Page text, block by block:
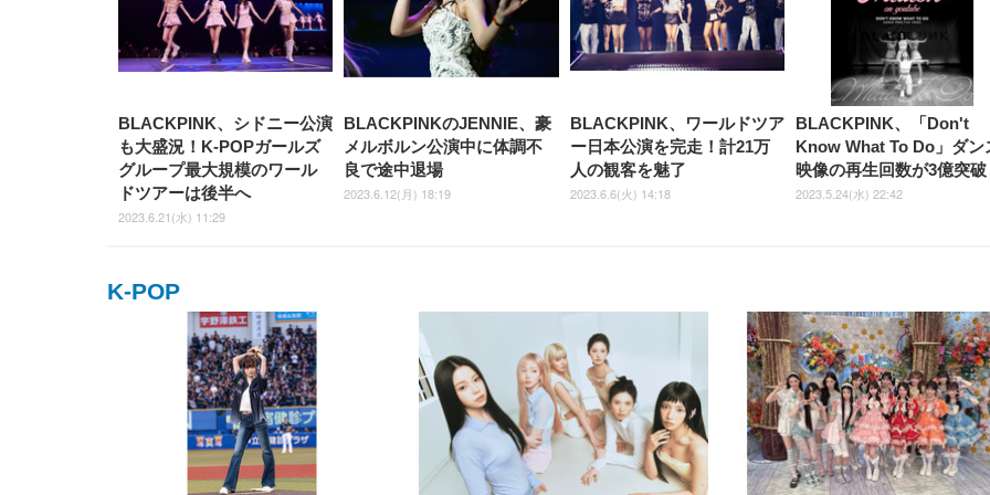
BLACKPINK、シドニー公演
も大盛況！K-POPガールズ
グループ最大規模のワール
ドツアーは後半へ
2023.6.21(水) 11:29
BLACKPINKのJENNIE、豪
メルボルン公演中に体調不
良で途中退場
2023.6.12(月) 18:19
BLACKPINK、ワールドツア
ー日本公演を完走！計21万
人の観客を魅了
2023.6.6(火) 14:18
BLACKPINK、「Don't
Know What To Do」ダン
映像の再生回数が3億突破
2023.5.24(水) 22:42
K-POP